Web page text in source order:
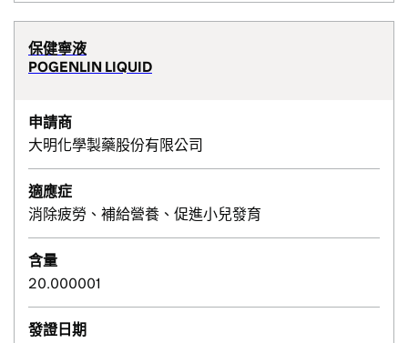
保健寧液
POGENLIN LIQUID
申請商
大明化學製藥股份有限公司
適應症
消除疲勞、補給營養、促進小兒發育
含量
20.000001
發證日期